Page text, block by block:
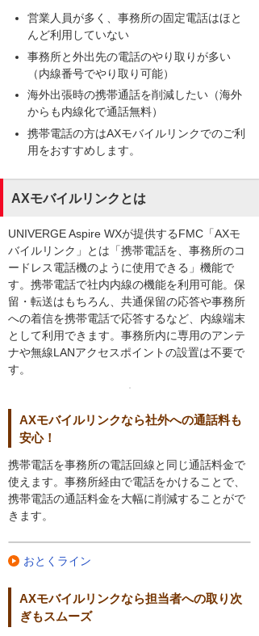
営業人員が多く、事務所の固定電話はほと
んど利用していない
事務所と外出先の電話のやり取りが多い
（内線番号でやり取り可能）
海外出張時の携帯通話を削減したい（海外
からも内線化で通話無料）
携帯電話の方はAXモバイルリンクでのご利
用をおすすめします。
AXモバイルリンクとは
UNIVERGE Aspire WXが提供するFMC「AXモ
バイルリンク」とは「携帯電話を、事務所のコ
ードレス電話機のように使用できる」機能で
す。携帯電話で社内内線の機能を利用可能。保
留・転送はもちろん、共通保留の応答や事務所
への着信を携帯電話で応答するなど、内線端末
として利用できます。事務所内に専用のアンテ
ナや無線LANアクセスポイントの設置は不要で
す。
AXモバイルリンクなら社外への通話料も
安心！
携帯電話を事務所の電話回線と同じ通話料金で
使えます。事務所経由で電話をかけることで、
携帯電話の通話料金を大幅に削減することがで
きます。
おとくライン
AXモバイルリンクなら担当者への取り次
ぎもスムーズ